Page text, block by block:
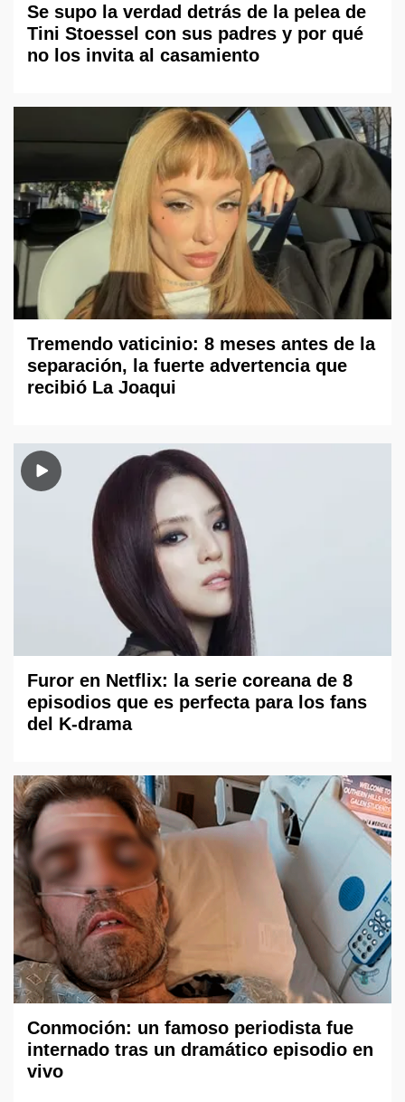
Se supo la verdad detrás de la pelea de
Tini Stoessel con sus padres y por qué
no los invita al casamiento
Tremendo vaticinio: 8 meses antes de la
separación, la fuerte advertencia que
recibió La Joaqui
Furor en Netflix: la serie coreana de 8
episodios que es perfecta para los fans
del K-drama
Conmoción: un famoso periodista fue
internado tras un dramático episodio en
vivo